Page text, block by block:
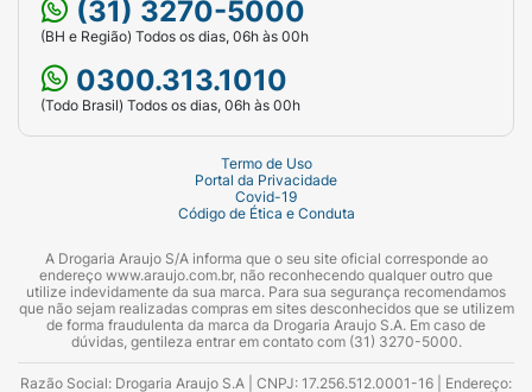
(31) 3270-5000
(BH e Região) Todos os dias, 06h às 00h
0300.313.1010
(Todo Brasil) Todos os dias, 06h às 00h
Termo de Uso
Portal da Privacidade
Covid-19
Código de Ética e Conduta
A Drogaria Araujo S/A informa que o seu site oficial corresponde ao
endereço www.araujo.com.br, não reconhecendo qualquer outro que
utilize indevidamente da sua marca. Para sua segurança recomendamos
que não sejam realizadas compras em sites desconhecidos que se utilizem
de forma fraudulenta da marca da Drogaria Araujo S.A. Em caso de
dúvidas, gentileza entrar em contato com (31) 3270-5000.
Razão Social: Drogaria Araujo S.A | CNPJ: 17.256.512.0001-16 | Endereço: